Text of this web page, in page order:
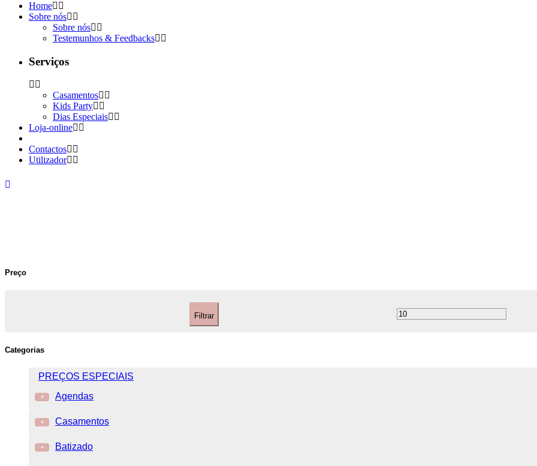
Home
Sobre nós
Sobre nós
Testemunhos & Feedbacks
Serviços
Casamentos
Kids Party
Dias Especiais
Loja-online
Contactos
Utilizador
Preço
Filtrar
Categorias
PREÇOS ESPECIAIS
+ Agendas
+ Casamentos
+ Batizado